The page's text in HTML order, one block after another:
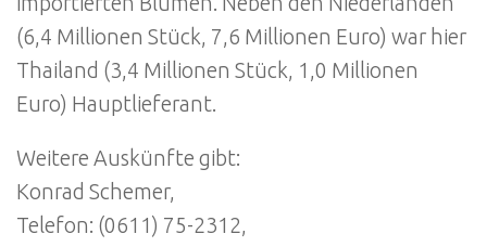
(6,4 Millionen Stück, 7,6 Millionen Euro) war hier
Thailand (3,4 Millionen Stück, 1,0 Millionen
Euro) Hauptlieferant.
Weitere Auskünfte gibt:
Konrad Schemer,
Telefon: (0611) 75-2312,